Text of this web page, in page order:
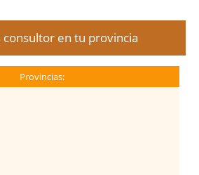
consultor en tu provincia
Provincias: